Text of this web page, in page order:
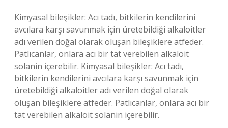
Kimyasal bileşikler: Acı tadı, bitkilerin kendilerini
avcılara karşı savunmak için üretebildiği alkaloitler
adı verilen doğal olarak oluşan bileşiklere atfeder.
Patlıcanlar, onlara acı bir tat verebilen alkaloit
solanin içerebilir. Kimyasal bileşikler: Acı tadı,
bitkilerin kendilerini avcılara karşı savunmak için
üretebildiği alkaloitler adı verilen doğal olarak
oluşan bileşiklere atfeder. Patlıcanlar, onlara acı bir
tat verebilen alkaloit solanin içerebilir.